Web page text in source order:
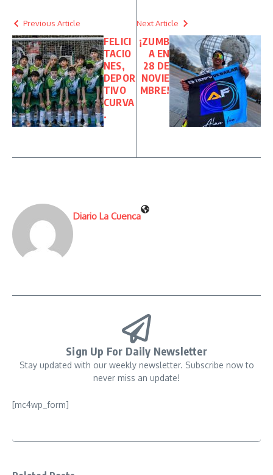
Previous Article
FELICI
TACIO
NES,
DEPOR
TIVO
CURVA
.
Next Article
¡ZUMB
A EN
28 DE
NOVIE
MBRE!
Diario La Cuenca
Sign Up For Daily Newsletter
Stay updated with our weekly newsletter. Subscribe now to
never miss an update!
[mc4wp_form]